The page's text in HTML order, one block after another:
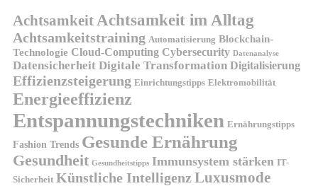
AchtsamkeitAchtsamkeit im Alltag
Achtsamkeitstraining Automatisierung Blockchain-
Technologie Cloud-Computing Cybersecurity Datenanalyse
Datensicherheit Digitale Transformation Digitalisierung
Effizienzsteigerung Einrichtungstipps Elektromobilität
Energieeffizienz
Entspannungstechniken Ernährungstipps
Fashion Trends Gesunde Ernährung
Gesundheit Gesundheitstipps Immunsystem stärken IT-
Sicherheit Künstliche IntelligenzLuxusmode